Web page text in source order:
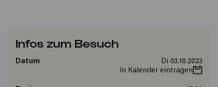
Infos zum Besuch
Datum
Di 03.10.2023
In Kalender eintragen